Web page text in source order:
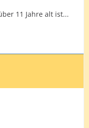
11 Jahre alt ist...